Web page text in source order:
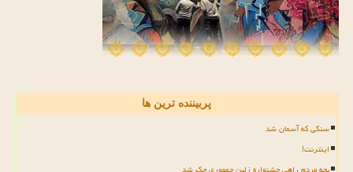
پربیننده ترین ها
سنگی که آسمان شد
اینترنت!